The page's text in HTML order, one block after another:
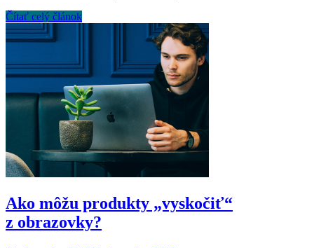
Čítať celý článok
Ako môžu produkty „vyskočiť“
z obrazovky?